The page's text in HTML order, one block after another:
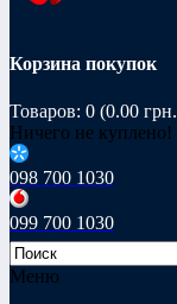
Корзина покупок
Товаров: 0 (0.00
Ничего не куплено!
098 700 1030
099 700 1030
Меню